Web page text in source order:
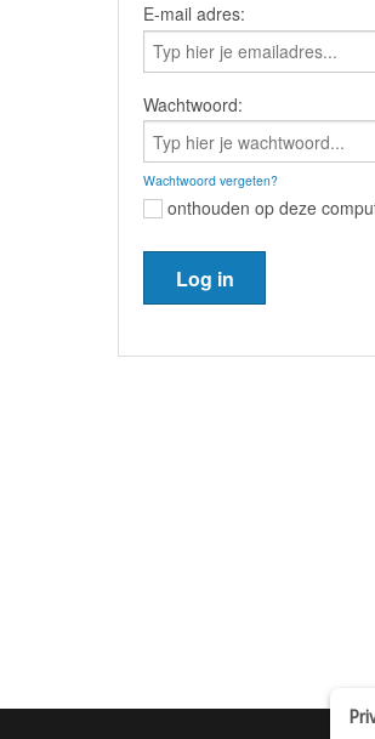
E-mail adres:
Wachtwoord:
Wachtwoord vergeten?
onthouden op deze